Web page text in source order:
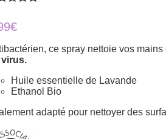
of 5
on
€
ce spray nettoie vos
Huile essentielle de Lavande
Ethanol Bio
adapté pour nettoyer des